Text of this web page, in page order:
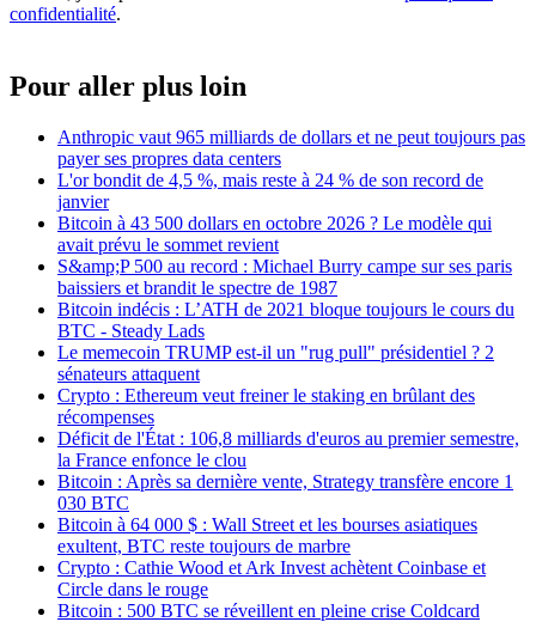
confidentialité.
Pour aller plus loin
Anthropic vaut 965 milliards de dollars et ne peut toujours pas
payer ses propres data centers
L'or bondit de 4,5 %, mais reste à 24 % de son record de
janvier
Bitcoin à 43 500 dollars en octobre 2026 ? Le modèle qui
avait prévu le sommet revient
S&amp;P 500 au record : Michael Burry campe sur ses paris
baissiers et brandit le spectre de 1987
Bitcoin indécis : L’ATH de 2021 bloque toujours le cours du
BTC - Steady Lads
Le memecoin TRUMP est-il un "rug pull" présidentiel ? 2
sénateurs attaquent
Crypto : Ethereum veut freiner le staking en brûlant des
récompenses
Déficit de l'État : 106,8 milliards d'euros au premier semestre,
la France enfonce le clou
Bitcoin : Après sa dernière vente, Strategy transfère encore 1
030 BTC
Bitcoin à 64 000 $ : Wall Street et les bourses asiatiques
exultent, BTC reste toujours de marbre
Crypto : Cathie Wood et Ark Invest achètent Coinbase et
Circle dans le rouge
Bitcoin : 500 BTC se réveillent en pleine crise Coldcard